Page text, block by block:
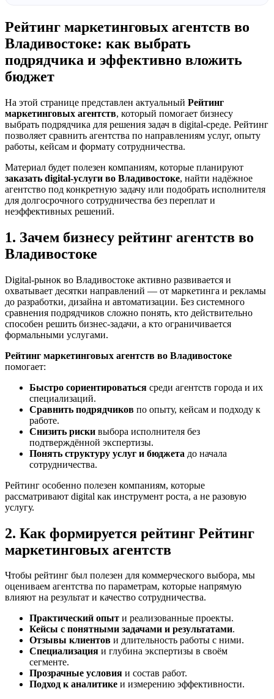
Рейтинг маркетинговых агентств во
Владивостоке: как выбрать
подрядчика и эффективно вложить
бюджет
На этой странице представлен актуальный Рейтинг
маркетинговых агентств, который помогает бизнесу
выбрать подрядчика для решения задач в digital-среде. Рейтинг
позволяет сравнить агентства по направлениям услуг, опыту
работы, кейсам и формату сотрудничества.
Материал будет полезен компаниям, которые планируют
заказать digital-услуги во Владивостоке, найти надёжное
агентство под конкретную задачу или подобрать исполнителя
для долгосрочного сотрудничества без переплат и
неэффективных решений.
1. Зачем бизнесу рейтинг агентств во
Владивостоке
Digital-рынок во Владивостоке активно развивается и
охватывает десятки направлений — от маркетинга и рекламы
до разработки, дизайна и автоматизации. Без системного
сравнения подрядчиков сложно понять, кто действительно
способен решить бизнес-задачи, а кто ограничивается
формальными услугами.
Рейтинг маркетинговых агентств во Владивостоке
помогает:
Быстро сориентироваться среди агентств города и их
специализаций.
Сравнить подрядчиков по опыту, кейсам и подходу к
работе.
Снизить риски выбора исполнителя без
подтверждённой экспертизы.
Понять структуру услуг и бюджета до начала
сотрудничества.
Рейтинг особенно полезен компаниям, которые
рассматривают digital как инструмент роста, а не разовую
услугу.
2. Как формируется рейтинг Рейтинг
маркетинговых агентств
Чтобы рейтинг был полезен для коммерческого выбора, мы
оцениваем агентства по параметрам, которые напрямую
влияют на результат и качество сотрудничества.
Практический опыт и реализованные проекты.
Кейсы с понятными задачами и результатами.
Отзывы клиентов и длительность работы с ними.
Специализация и глубина экспертизы в своём
сегменте.
Прозрачные условия и состав работ.
Подход к аналитике и измерению эффективности.